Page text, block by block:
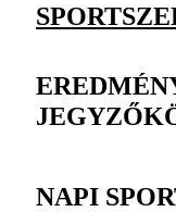
NAPI